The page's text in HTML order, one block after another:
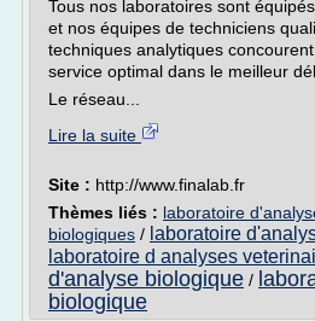
Tous nos laboratoires sont
et nos équipes de techniciens
techniques analytiques
service optimal dans le meilleur
Le réseau...
Lire la suite
Site : http://www.finalab.fr
Thèmes liés : laboratoire
biologiques / laboratoire
laboratoire d analyses
d'analyse biologique /
biologique